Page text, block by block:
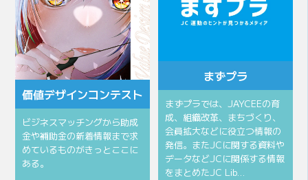
価値デザインコンテスト
ビジネスマッチングから助成
金や補助金の新着情報まで求
めているものがきっとここに
ある。
まずプラ
まずプラでは、JAYCEEの育
成、組織改革、まちづくり、
会員拡大などに役立つ情報の
発信。またJCに関する資料や
データなどJCに関係する情報
をまとめたJC Lib…